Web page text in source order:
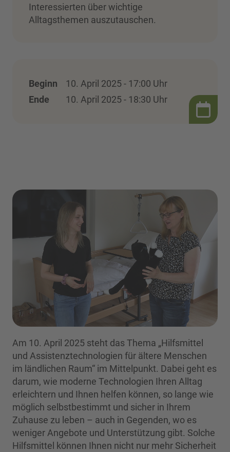
Interessierten über wichtige
Alltagsthemen auszutauschen.
Beginn
10. April 2025 - 17:00 Uhr
Ende
10. April 2025 - 18:30 Uhr
Am 10. April 2025 steht das Thema „Hilfsmittel
und Assistenztechnologien für ältere Menschen
im ländlichen Raum“ im Mittelpunkt. Dabei geht es
darum, wie moderne Technologien Ihren Alltag
erleichtern und Ihnen helfen können, so lange wie
möglich selbstbestimmt und sicher in Ihrem
Zuhause zu leben – auch in Gegenden, wo es
weniger Angebote und Unterstützung gibt. Solche
Hilfsmittel können Ihnen nicht nur mehr Sicherheit